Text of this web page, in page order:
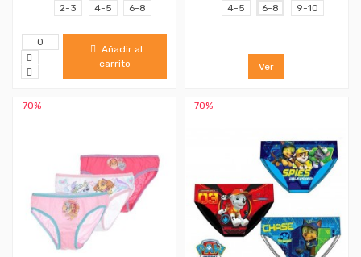
2-3 4-5 6-8
Añadir al
carrito
4-5 6-8 9-10
Ver
-70% -70%